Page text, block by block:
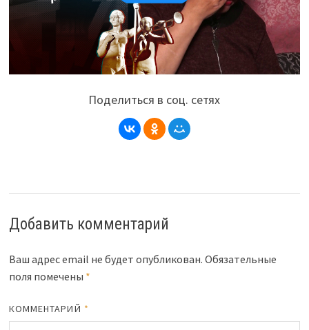
Поделиться в соц. сетях
Добавить комментарий
Ваш адрес email не будет опубликован. Обязательные
поля помечены *
КОММЕНТАРИЙ *